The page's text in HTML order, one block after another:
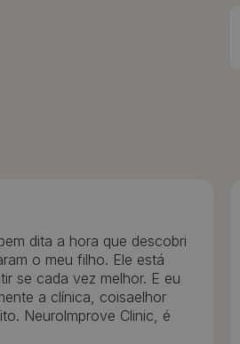
dita a hora que descobri
o meu filho. Ele está
se cada vez melhor. E eu
a clínica, coisaelhor
Neurolmprove Clinic, é